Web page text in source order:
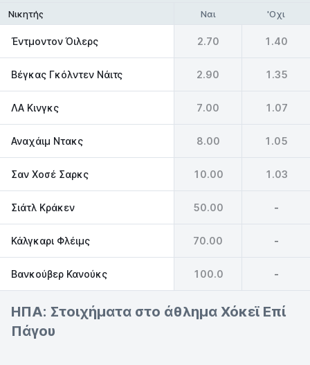
Νικητής Ναι 'Οχι
Έντμοντον Όιλερς 2.70 1.40
Βέγκας Γκόλντεν Νάιτς 2.90 1.35
ΛΑ Κινγκς 7.00 1.07
Αναχάιμ Ντακς 8.00 1.05
Σαν Χοσέ Σαρκς 10.00 1.03
Σιάτλ Κράκεν 50.00 -
Κάλγκαρι Φλέιμς 70.00 -
Βανκούβερ Κανούκς 100.0 -
ΗΠΑ: Στοιχήματα στο άθλημα Χόκεϊ Επί
Πάγου